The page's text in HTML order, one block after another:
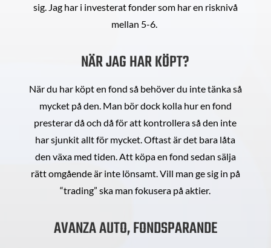
sig. Jag har i investerat fonder som har en risknivå
mellan 5-6.
NÄR JAG HAR KÖPT?
När du har köpt en fond så behöver du inte tänka så
mycket på den. Man bör dock kolla hur en fond
presterar då och då för att kontrollera så den inte
har sjunkit allt för mycket. Oftast är det bara låta
den växa med tiden. Att köpa en fond sedan sälja
rätt omgående är inte lönsamt. Vill man ge sig in på
“trading” ska man fokusera på aktier.
AVANZA AUTO, FONDSPARANDE